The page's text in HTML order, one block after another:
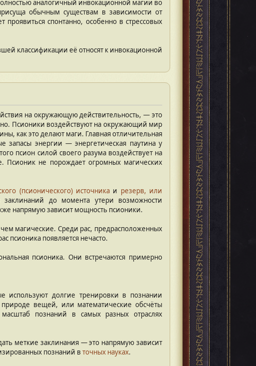
аналогичный инвокационной магии во
обычным существам в зависимости от
спонтанно, особенно в стрессовых
классификации её относят к инвокационной
на окружающую действительность, — это
Псионики воздействуют на окружающий мир
как это делают маги. Главная отличительная
запасы энергии — энергетическая паутина у
псион силой своего разума воздействует на
Псионик не порождает огромных магических
(псионического) источника и резерв, или
до момента утери возможности
напрямую зависит мощность псионики.
магические. Среди рас, предрасположенных
псионика появляется нечасто.
псионика. Они встречаются примерно
используют долгие тренировки в познании
вещей, или математические обсчёты
познаний в самых разных отраслях
меткие заклинания — это напрямую зависит
познаний в точных науках.